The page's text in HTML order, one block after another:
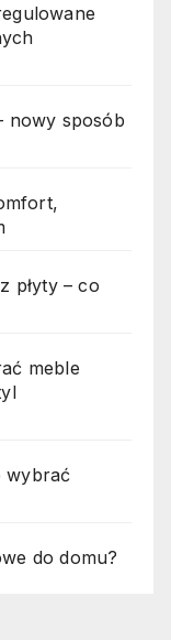
nowy sposób
płyty – co
meble
wybrać
do domu?